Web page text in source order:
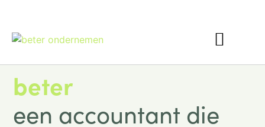
beter
een accountant die